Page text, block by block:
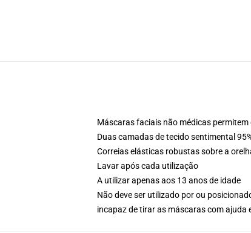
Máscaras faciais não médicas
Duas camadas de tecido sentimental
Correias elásticas robustas sobre a
Lavar após cada utilização
A utilizar apenas aos 13 anos de idade
Não deve ser utilizado por ou
incapaz de tirar as máscaras com